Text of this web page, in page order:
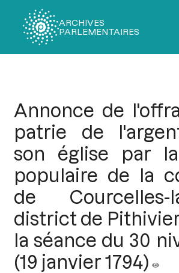
ARCHIVES
PARLEMENTAIRES
Annonce de
patrie de
son église par
populaire de la
de Courcelles-
district de
la séance du 30
(19 janvier 1794)